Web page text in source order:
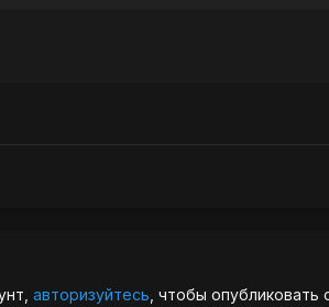
авторизуйтесь , чтобы опубликовать